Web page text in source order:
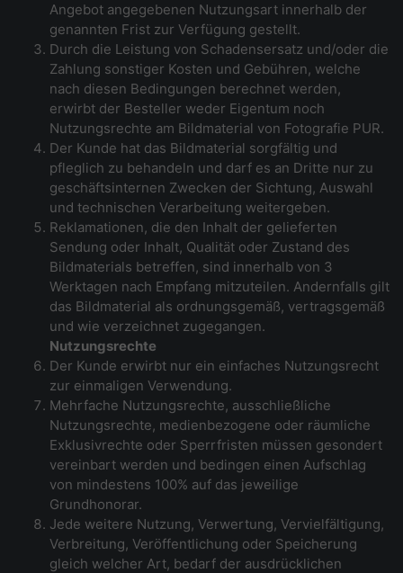
Angebot angegebenen Nutzungsart innerhalb der
genannten Frist zur Verfügung gestellt.
Durch die Leistung von Schadensersatz und/oder die
Zahlung sonstiger Kosten und Gebühren, welche
nach diesen Bedingungen berechnet werden,
erwirbt der Besteller weder Eigentum noch
Nutzungsrechte am Bildmaterial von Fotografie PUR.
Der Kunde hat das Bildmaterial sorgfältig und
pfleglich zu behandeln und darf es an Dritte nur zu
geschäftsinternen Zwecken der Sichtung, Auswahl
und technischen Verarbeitung weitergeben.
Reklamationen, die den Inhalt der gelieferten
Sendung oder Inhalt, Qualität oder Zustand des
Bildmaterials betreffen, sind innerhalb von 3
Werktagen nach Empfang mitzuteilen. Andernfalls gilt
das Bildmaterial als ordnungsgemäß, vertragsgemäß
und wie verzeichnet zugegangen.
Nutzungsrechte
Der Kunde erwirbt nur ein einfaches Nutzungsrecht
zur einmaligen Verwendung.
Mehrfache Nutzungsrechte, ausschließliche
Nutzungsrechte, medienbezogene oder räumliche
Exklusivrechte oder Sperrfristen müssen gesondert
vereinbart werden und bedingen einen Aufschlag
von mindestens 100% auf das jeweilige
Grundhonorar.
Jede weitere Nutzung, Verwertung, Vervielfältigung,
Verbreitung, Veröffentlichung oder Speicherung
gleich welcher Art, bedarf der ausdrücklichen